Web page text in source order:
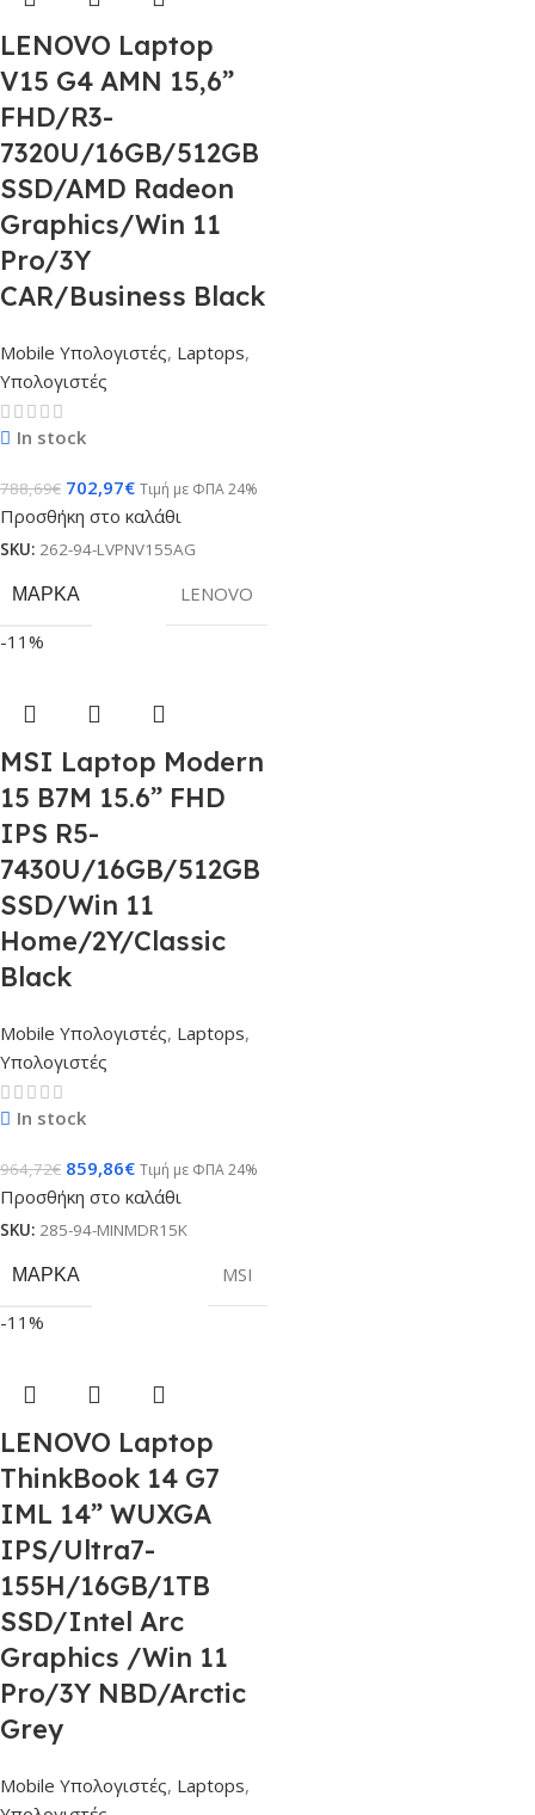
LENOVO Laptop
V15 G4 AMN 15,6”
FHD/R3-
7320U/16GB/512GB
SSD/AMD Radeon
Graphics/Win 11
Pro/3Y
CAR/Business Black
Mobile Υπολογιστές, Laptops,
Υπολογιστές
In stock
788,69€ 702,97€ Τιμή με ΦΠΑ 24%
Προσθήκη στο καλάθι
SKU: 262-94-LVPNV155AG
ΜΆΡΚΑ
LENOVO
-11%
MSI Laptop Modern
15 B7M 15.6” FHD
IPS R5-
7430U/16GB/512GB
SSD/Win 11
Home/2Y/Classic
Black
Mobile Υπολογιστές, Laptops,
Υπολογιστές
In stock
964,72€ 859,86€ Τιμή με ΦΠΑ 24%
Προσθήκη στο καλάθι
SKU: 285-94-MINMDR15K
ΜΆΡΚΑ
MSI
-11%
LENOVO Laptop
ThinkBook 14 G7
IML 14” WUXGA
IPS/Ultra7-
155H/16GB/1TB
SSD/Intel Arc
Graphics /Win 11
Pro/3Y NBD/Arctic
Grey
Mobile Υπολογιστές, Laptops,